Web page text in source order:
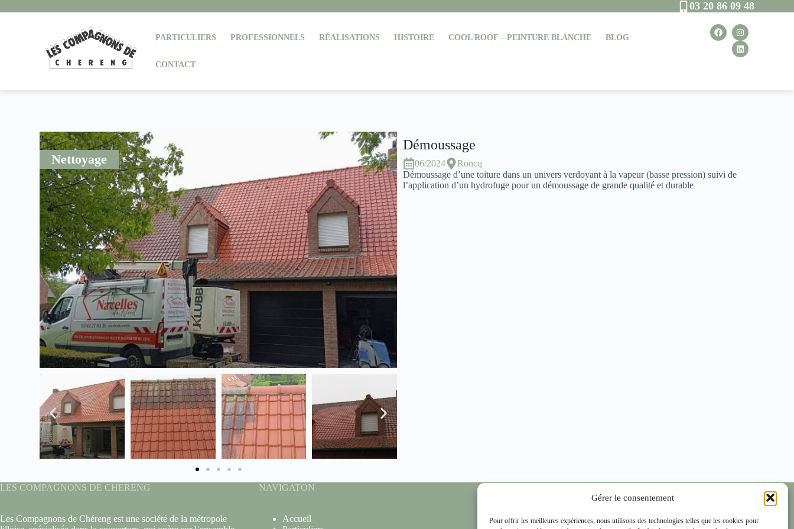
Gérer le consentement
Pour offrir les meilleures expériences, nous utilisons des technologies telles que les cookies pour
03 20 86 09 48
PARTICULIERS PROFESSIONNELS RÉALISATIONS HISTOIRE COOL ROOF – PEINTURE BLANCHE BLOG
CONTACT
Nettoyage
Démoussage
06/2024
Roncq
Démoussage d’une toiture dans un univers verdoyant à la vapeur (basse pression) suivi de
l’application d’un hydrofuge pour un démoussage de grande qualité et durable
LES COMPAGNONS DE CHERENG
Les Compagnons de Chéreng est une société de la métropole
NAVIGATON
Accueil
Nous sommes ravis de répondre à toutes vos demandes ou